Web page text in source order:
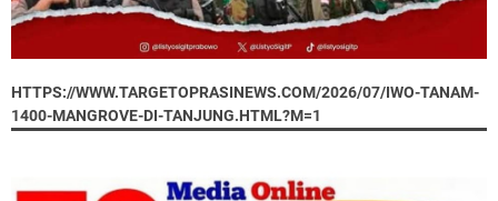
HTTPS://WWW.TARGETOPRASINEWS.COM/2026/07/IWO-TANAM-
1400-MANGROVE-DI-TANJUNG.HTML?M=1